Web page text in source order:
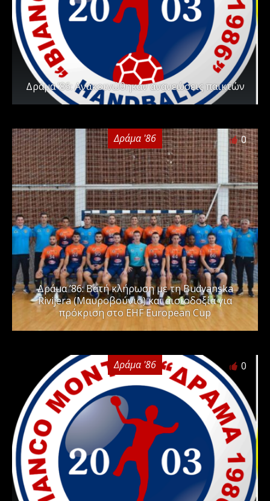
Δράμα ’86: Ανακοινώθηκαν ανανεώσεις παικτών
Δράμα '86 0
Δράμα ’86: Βατή κλήρωση με τη Budvanska
Rivijera (Μαυροβούνιο) και αισιοδοξία για
πρόκριση στο EHF European Cup
Δράμα '86 0